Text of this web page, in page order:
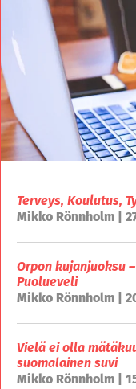
Terveys, Koulutus,
Mikko Rönnholm |
Orpon kujanjuoksu
Puolueveli
Mikko Rönnholm |
Vielä ei olla
suomalainen suvi
Mikko Rönnholm |